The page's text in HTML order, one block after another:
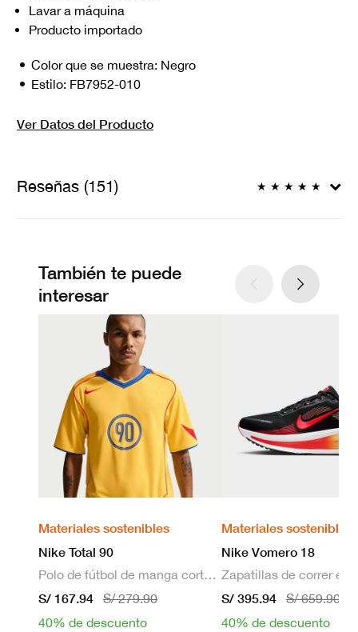
Lavar a máquina
Producto importado
Color que se muestra: Negro
Estilo: FB7952-010
Ver Datos del Producto
Reseñas (151) ★ ★ ★ ★ ★
También te puede
interesar
Materiales sostenibles
Nike Total 90
Polo de fútbol de manga corta Dri-FIT para hombre
S/ 167.94
S/ 279.90
40% de descuento
Materiales sostenibles
Nike Vomero 18
S/ 395.94
S/ 659.90
40% de descuento